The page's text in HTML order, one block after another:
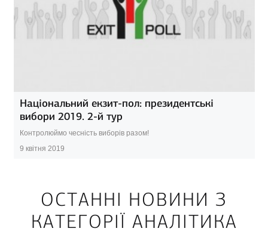
Національний екзит-пол: президентські
вибори 2019. 2-й тур
Контролюймо чесність виборів разом!
9 квітня 2019
ОСТАННІ НОВИНИ З
КАТЕГОРІЇ АНАЛІТИКА